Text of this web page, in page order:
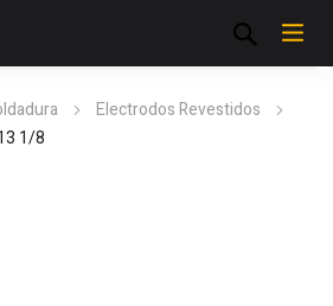
Electrodos Revestidos
1/8